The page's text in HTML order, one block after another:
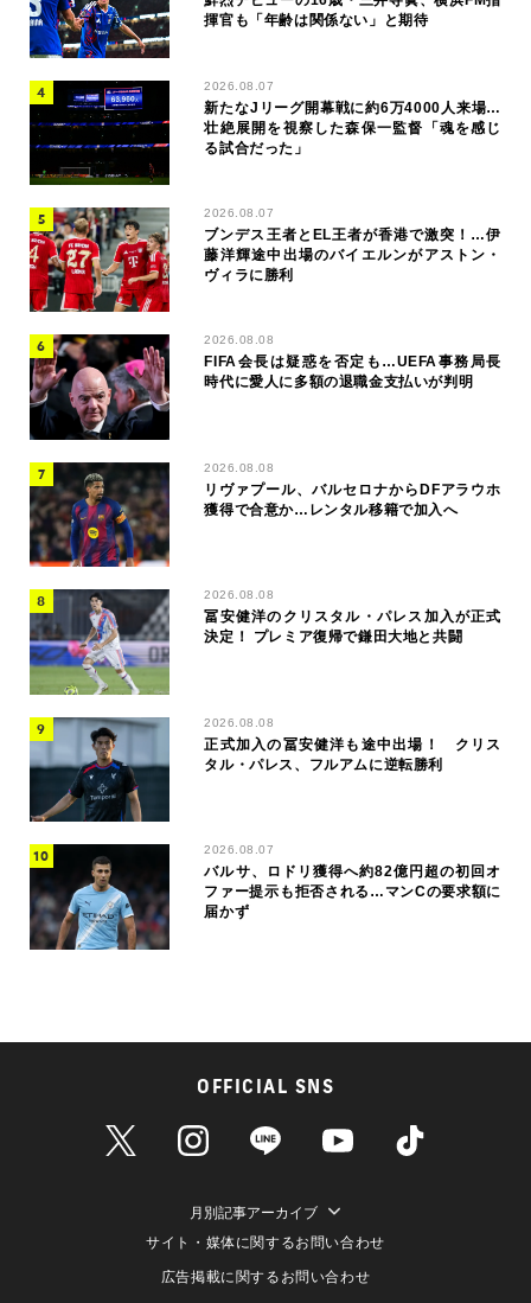
揮官も「年齢は関係ない」と期待
2026.08.07
新たなJリーグ開幕戦に約6万4000人来場…
壮絶展開を視察した森保一監督「魂を感じ
る試合だった」
2026.08.07
ブンデス王者とEL王者が香港で激突！…伊
藤洋輝途中出場のバイエルンがアストン・
ヴィラに勝利
2026.08.08
FIFA会長は疑惑を否定も…UEFA事務局長
時代に愛人に多額の退職金支払いが判明
2026.08.08
リヴァプール、バルセロナからDFアラウホ
獲得で合意か…レンタル移籍で加入へ
2026.08.08
冨安健洋のクリスタル・パレス加入が正式
決定！ プレミア復帰で鎌田大地と共闘
2026.08.08
正式加入の冨安健洋も途中出場！ クリス
タル・パレス、フルアムに逆転勝利
2026.08.07
バルサ、ロドリ獲得へ約82億円超の初回オ
ファー提示も拒否される…マンCの要求額に
届かず
OFFICIAL SNS
月別記事アーカイブ
サイト・媒体に関するお問い合わせ
広告掲載に関するお問い合わせ